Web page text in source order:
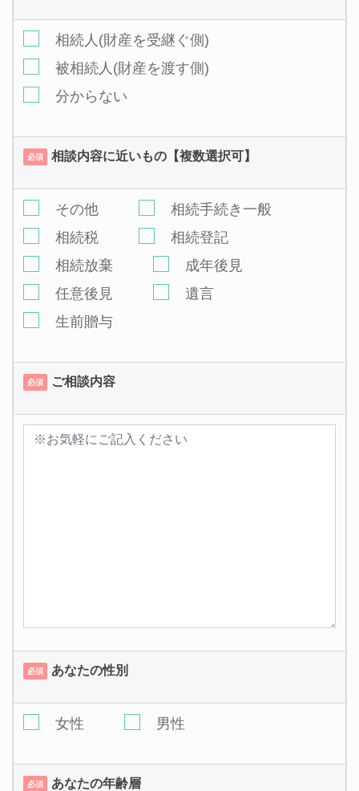
相続人(財産を受継ぐ側)
被相続人(財産を渡す側)
分からない
必須 相談内容に近いもの【複数選択可】
その他
相続手続き一般
相続税
相続登記
相続放棄
成年後見
任意後見
遺言
生前贈与
必須 ご相談内容
必須 あなたの性別
女性 男性
必須 あなたの年齢層